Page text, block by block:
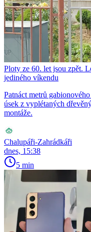
Ploty ze 60. let jsou zpět.
jediného víkendu
Patnáct metrů
úsek z vyplétaných
montáže.
Chalupáři-Zahrádkáři
dnes, 15:38
5 min